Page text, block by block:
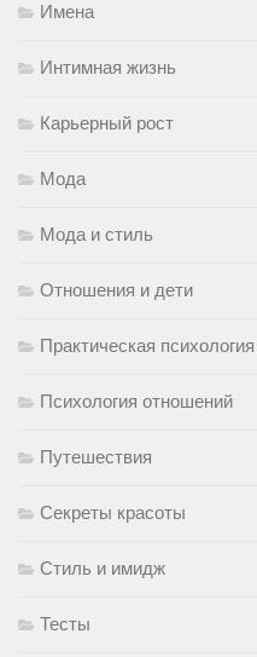
Имена
Интимная жизнь
Карьерный рост
Мода
Мода и стиль
Отношения и дети
Практическая психология
Психология отношений
Путешествия
Секреты красоты
Стиль и имидж
Тесты